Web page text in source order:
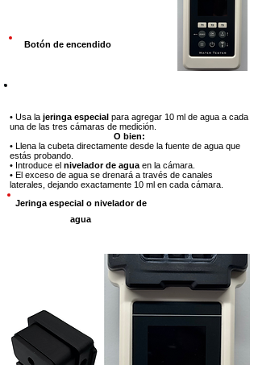
Botón de encendido
• Usa la jeringa especial para agregar 10 ml de agua a cada
una de las tres cámaras de medición.
O bien:
• Llena la cubeta directamente desde la fuente de agua que
estás probando.
• Introduce el nivelador de agua en la cámara.
• El exceso de agua se drenará a través de canales
laterales, dejando exactamente 10 ml en cada cámara.
Jeringa especial o nivelador de
agua